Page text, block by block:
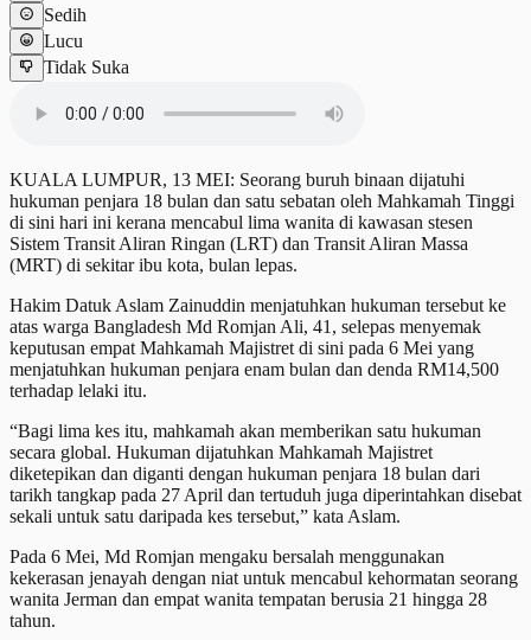
Sedih
Lucu
Tidak Suka
KUALA LUMPUR, 13 MEI: Seorang buruh binaan dijatuhi
hukuman penjara 18 bulan dan satu sebatan oleh Mahkamah Tinggi
di sini hari ini kerana mencabul lima wanita di kawasan stesen
Sistem Transit Aliran Ringan (LRT) dan Transit Aliran Massa
(MRT) di sekitar ibu kota, bulan lepas.
Hakim Datuk Aslam Zainuddin menjatuhkan hukuman tersebut ke
atas warga Bangladesh Md Romjan Ali, 41, selepas menyemak
keputusan empat Mahkamah Majistret di sini pada 6 Mei yang
menjatuhkan hukuman penjara enam bulan dan denda RM14,500
terhadap lelaki itu.
“Bagi lima kes itu, mahkamah akan memberikan satu hukuman
secara global. Hukuman dijatuhkan Mahkamah Majistret
diketepikan dan diganti dengan hukuman penjara 18 bulan dari
tarikh tangkap pada 27 April dan tertuduh juga diperintahkan disebat
sekali untuk satu daripada kes tersebut,” kata Aslam.
Pada 6 Mei, Md Romjan mengaku bersalah menggunakan
kekerasan jenayah dengan niat untuk mencabul kehormatan seorang
wanita Jerman dan empat wanita tempatan berusia 21 hingga 28
tahun.